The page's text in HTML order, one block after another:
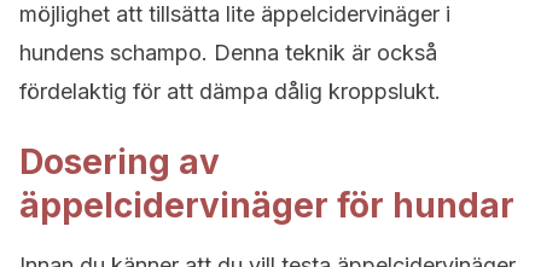
möjlighet att tillsätta lite äppelcidervinäger i
hundens schampo. Denna teknik är också
fördelaktig för att dämpa dålig kroppslukt.
Dosering av
äppelcidervinäger för hundar